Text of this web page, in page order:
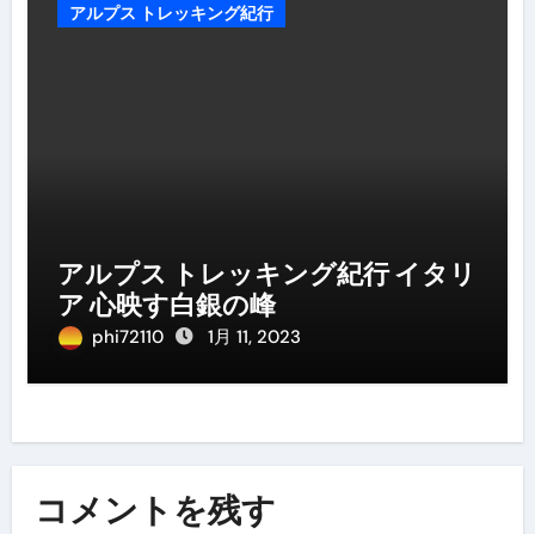
アルプス トレッキング紀行
アルプス トレッキング紀行 イタリ
ア 心映す白銀の峰
phi72110 1月 11, 2023
コメントを残す